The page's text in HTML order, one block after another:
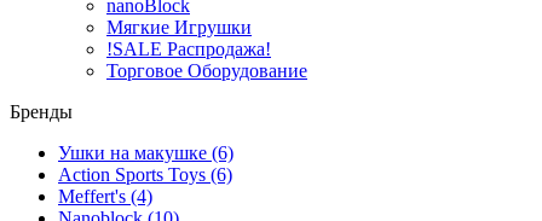
nanoBlock
Мягкие Игрушки
!SALE Распродажа!
Торговое Оборудование
Бренды
Ушки на макушке (6)
Action Sports Toys (6)
Meffert's (4)